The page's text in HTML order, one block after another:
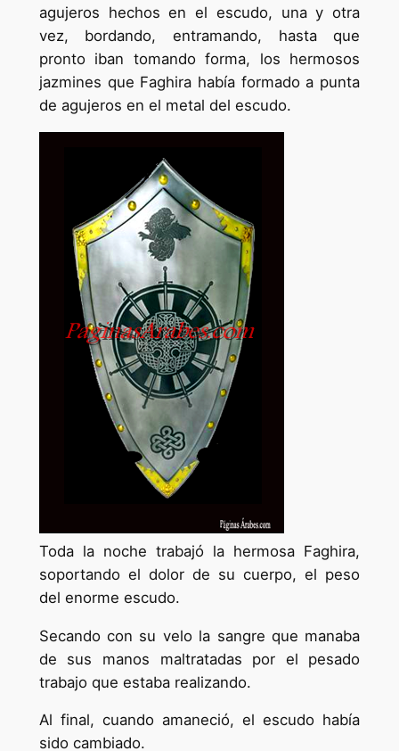
agujeros hechos en el escudo, una y otra
vez, bordando, entramando, hasta que
pronto iban tomando forma, los hermosos
jazmines que Faghira había formado a punta
de agujeros en el metal del escudo.
Toda la noche trabajó la hermosa Faghira,
soportando el dolor de su cuerpo, el peso
del enorme escudo.
Secando con su velo la sangre que manaba
de sus manos maltratadas por el pesado
trabajo que estaba realizando.
Al final, cuando amaneció, el escudo había
sido cambiado.